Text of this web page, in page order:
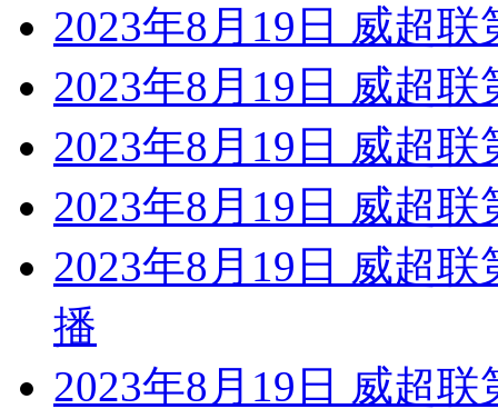
2023年8月19日 威超
2023年8月19日 威超
2023年8月19日 威超
2023年8月19日 威超
2023年8月19日 威超
播
2023年8月19日 威超